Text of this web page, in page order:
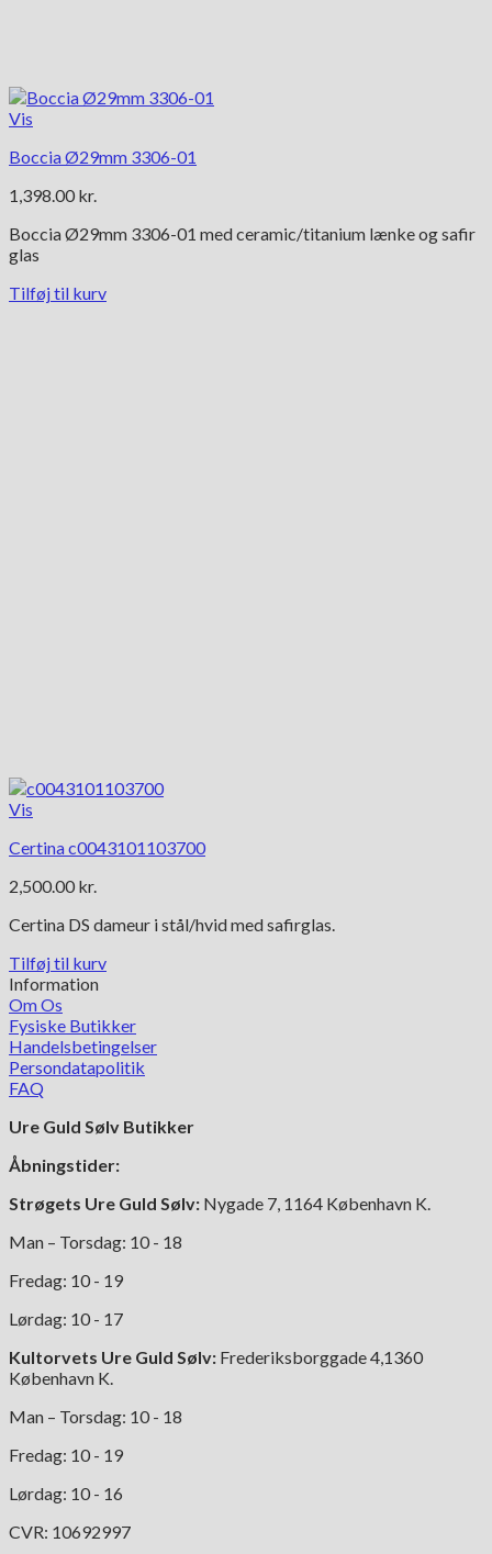
Vis
Boccia Ø29mm 3306-01
1,398.00 kr.
Boccia Ø29mm 3306-01 med ceramic/titanium lænke og safir
glas
Tilføj til kurv
Vis
Certina c0043101103700
2,500.00 kr.
Certina DS dameur i stål/hvid med safirglas.
Tilføj til kurv
Information
Om Os
Fysiske Butikker
Handelsbetingelser
Persondatapolitik
FAQ
Ure Guld Sølv Butikker
Åbningstider:
Strøgets Ure Guld Sølv: Nygade 7, 1164 København K.
Man – Torsdag: 10 - 18
Fredag: 10 - 19
Lørdag: 10 - 17
Kultorvets Ure Guld Sølv: Frederiksborggade 4,1360
København K.
Man – Torsdag: 10 - 18
Fredag: 10 - 19
Lørdag: 10 - 16
CVR: 10692997